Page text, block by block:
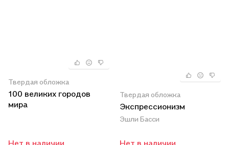
Твердая обложка
100 великих городов
мира
Твердая обложка
Экспрессионизм
Эшли Басси